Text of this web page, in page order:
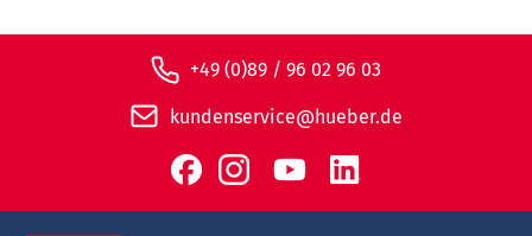
+49 (0)89 / 96 02 96 03
kundenservice@hueber.de